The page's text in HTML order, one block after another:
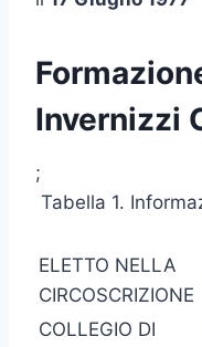
Invernizzi
;
Tabella 1.
ELETTO NELLA
CIRCOSCRIZIONE
COLLEGIO DI